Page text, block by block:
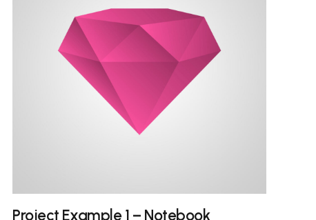
Project Example 1 – Notebook